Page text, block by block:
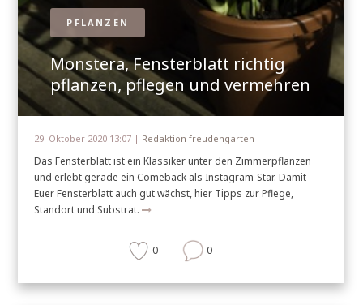
PFLANZEN
Monstera, Fensterblatt richtig
pflanzen, pflegen und vermehren
29. Oktober 2020 13:07 | Redaktion freudengarten
Das Fensterblatt ist ein Klassiker unter den Zimmerpflanzen
und erlebt gerade ein Comeback als Instagram-Star. Damit
Euer Fensterblatt auch gut wächst, hier Tipps zur Pflege,
Standort und Substrat.
0 0